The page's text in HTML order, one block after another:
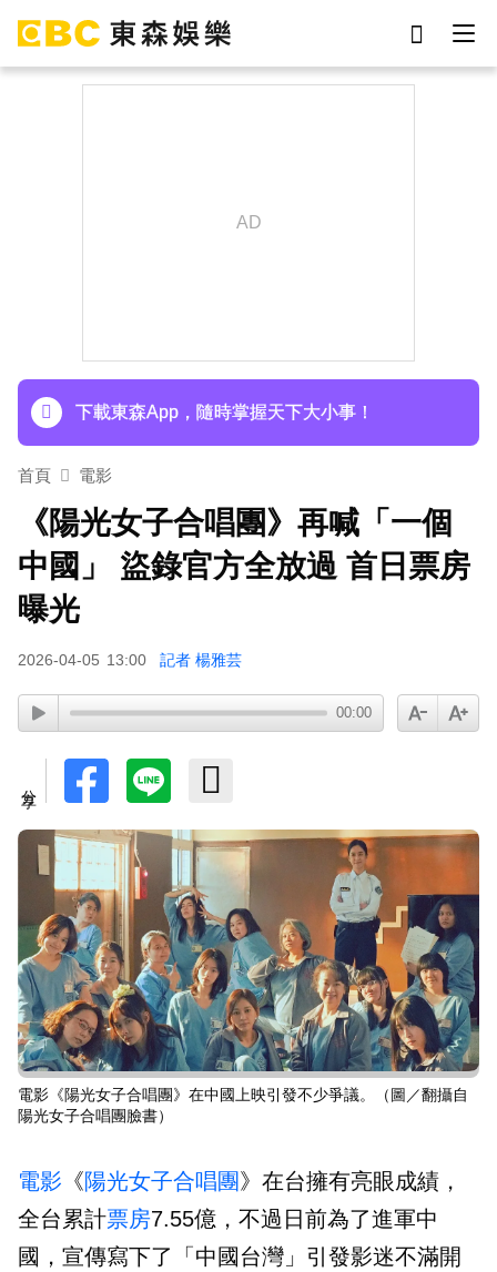
下載東森App，隨時掌握天下大小事！
首頁 電影
《陽光女子合唱團》再喊「一個
中國」 盜錄官方全放過 首日票房
曝光
2026-04-05 13:00 記者 楊雅芸
00:00
電影《陽光女子合唱團》在中國上映引發不少爭議。（圖／翻攝自
陽光女子合唱團臉書）
電影 《陽光女子合唱團》在台擁有亮眼成績，
全台累計票房7.55億，不過日前為了進軍中
國，宣傳寫下了「中國台灣」引發影迷不滿開